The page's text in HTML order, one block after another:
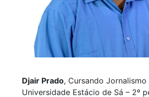
Djair Prado, Cursando Jornalismo
Universidade Estácio de Sá – 2º